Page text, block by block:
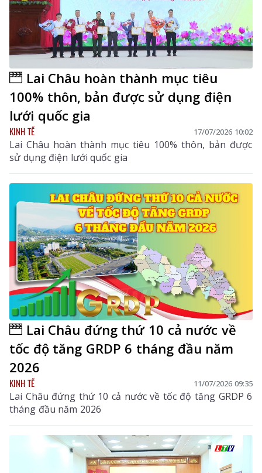
Lai Châu hoàn thành mục tiêu
100% thôn, bản được sử dụng điện
lưới quốc gia
KINH TẾ 17/07/2026 10:02
Lai Châu hoàn thành mục tiêu 100% thôn, bản được
sử dụng điện lưới quốc gia
Lai Châu đứng thứ 10 cả nước về
tốc độ tăng GRDP 6 tháng đầu năm
2026
KINH TẾ 11/07/2026 09:35
Lai Châu đứng thứ 10 cả nước về tốc độ tăng GRDP 6
tháng đầu năm 2026